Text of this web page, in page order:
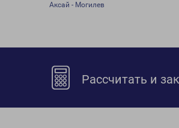
Аксай - Могилев
Рассчитать и